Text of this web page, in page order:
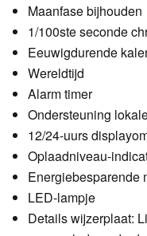
Maanfase bijhouden
1/100ste seconde
Eeuwigdurende
Wereldtijd
Alarm timer
Ondersteuning
12/24-uurs
Oplaadniveau-
Energiebesparende
LED-lampje
Details wijzerplaat: